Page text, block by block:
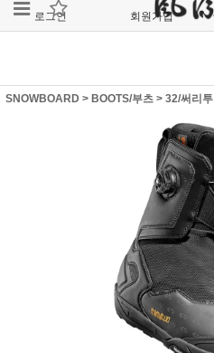
로그인 회원가입
SNOWBOARD > BOOTS/부츠 > 32/써리투